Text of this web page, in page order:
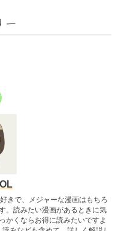
ー
きで、メジャーな漫画はもちろ
。読みたい漫画があるときに気
かくならお得に読みたいですよ